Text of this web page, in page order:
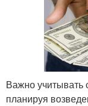
Важно
планируя